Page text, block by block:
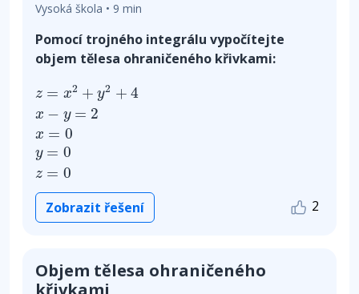
Vysoká škola • 9 min
Pomocí trojného integrálu vypočítejte
objem tělesa ohraničeného křivkami:
z = x2 + y2 + 4
x − y = 2
x = 0
y = 0
z = 0
+ 2 4 − y=
Zobrazit řešení 2
Objem tělesa ohraničeného
křivkami